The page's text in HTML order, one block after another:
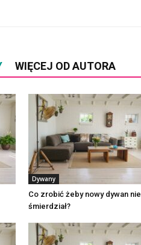
WIĘCEJ OD AUTORA
Dywany
Co zrobić żeby nowy dywan nie
śmierdział?